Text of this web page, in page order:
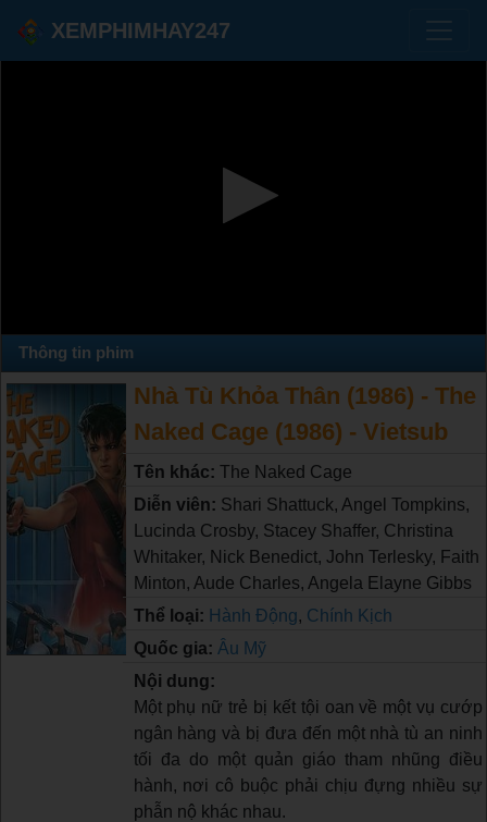
XEMPHIMHAY247
Thông tin phim
Nhà Tù Khỏa Thân (1986) - The
Naked Cage (1986) - Vietsub
Tên khác: The Naked Cage
Diễn viên: Shari Shattuck, Angel Tompkins,
Lucinda Crosby, Stacey Shaffer, Christina
Whitaker, Nick Benedict, John Terlesky, Faith
Minton, Aude Charles, Angela Elayne Gibbs
Thể loại: Hành Động, Chính Kịch
Quốc gia: Âu Mỹ
Nội dung:
Một phụ nữ trẻ bị kết tội oan về một vụ cướp
ngân hàng và bị đưa đến một nhà tù an ninh
tối đa do một quản giáo tham nhũng điều
hành, nơi cô buộc phải chịu đựng nhiều sự
phẫn nộ khác nhau.